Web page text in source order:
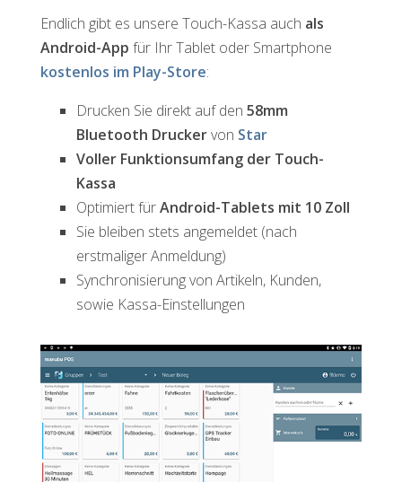
Endlich gibt es unsere Touch-Kassa auch als
Android-App für Ihr Tablet oder Smartphone
kostenlos im Play-Store:
Drucken Sie direkt auf den 58mm
Bluetooth Druckervon Star
Voller Funktionsumfang der Touch-
Kassa
Optimiert fürAndroid-Tablets mit 10 Zoll
Sie bleiben stets angemeldet (nach
erstmaliger Anmeldung)
Synchronisierung von Artikeln, Kunden,
sowie Kassa-Einstellungen